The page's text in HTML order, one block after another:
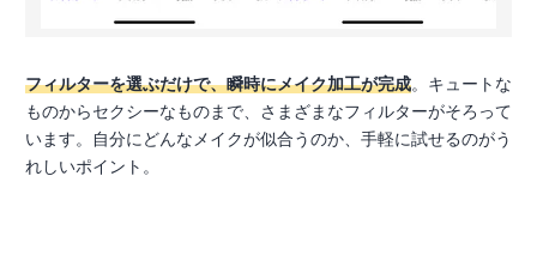
フィルターを選ぶだけで、瞬時にメイク加工が完成。キュートな
ものからセクシーなものまで、さまざまなフィルターがそろって
います。自分にどんなメイクが似合うのか、手軽に試せるのがう
れしいポイント。